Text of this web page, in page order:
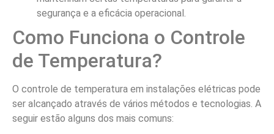
segurança e a eficácia operacional.
Como Funciona o Controle
de Temperatura?
O controle de temperatura em instalações elétricas pode
ser alcançado através de vários métodos e tecnologias. A
seguir estão alguns dos mais comuns: